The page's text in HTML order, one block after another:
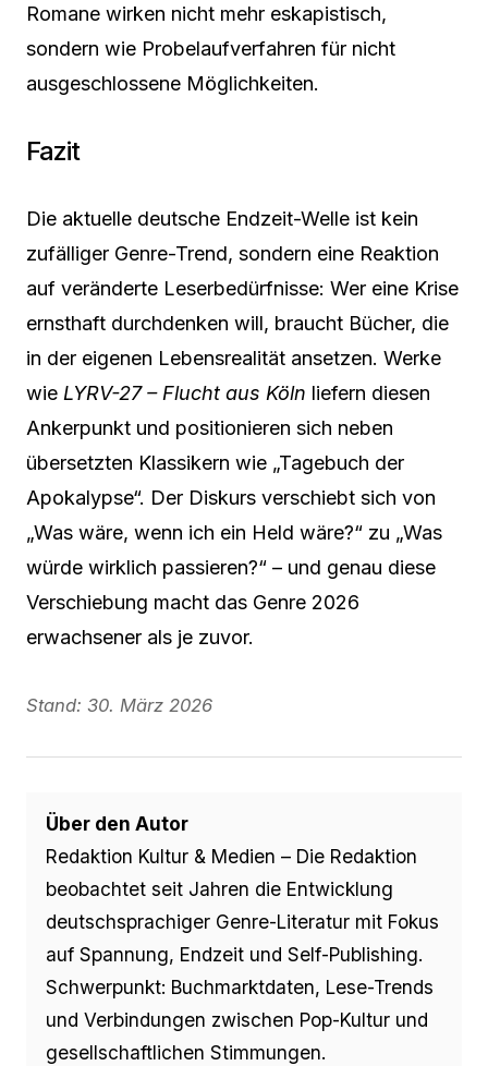
Romane wirken nicht mehr eskapistisch,
sondern wie Probelaufverfahren für nicht
ausgeschlossene Möglichkeiten.
Fazit
Die aktuelle deutsche Endzeit-Welle ist kein
zufälliger Genre-Trend, sondern eine Reaktion
auf veränderte Leserbedürfnisse: Wer eine Krise
ernsthaft durchdenken will, braucht Bücher, die
in der eigenen Lebensrealität ansetzen. Werke
wie LYRV-27 – Flucht aus Köln liefern diesen
Ankerpunkt und positionieren sich neben
übersetzten Klassikern wie „Tagebuch der
Apokalypse“. Der Diskurs verschiebt sich von
„Was wäre, wenn ich ein Held wäre?“ zu „Was
würde wirklich passieren?“ – und genau diese
Verschiebung macht das Genre 2026
erwachsener als je zuvor.
Stand: 30. März 2026
Über den Autor
Redaktion Kultur & Medien – Die Redaktion
beobachtet seit Jahren die Entwicklung
deutschsprachiger Genre-Literatur mit Fokus
auf Spannung, Endzeit und Self-Publishing.
Schwerpunkt: Buchmarktdaten, Lese-Trends
und Verbindungen zwischen Pop-Kultur und
gesellschaftlichen Stimmungen.